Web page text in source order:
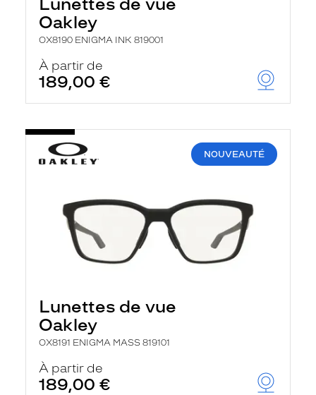
Oakley
OX8190 ENIGMA INK 819001
À partir de
189,00 €
NOUVEAUTÉ
Lunettes de vue
Oakley
OX8191 ENIGMA MASS 819101
À partir de
189,00 €